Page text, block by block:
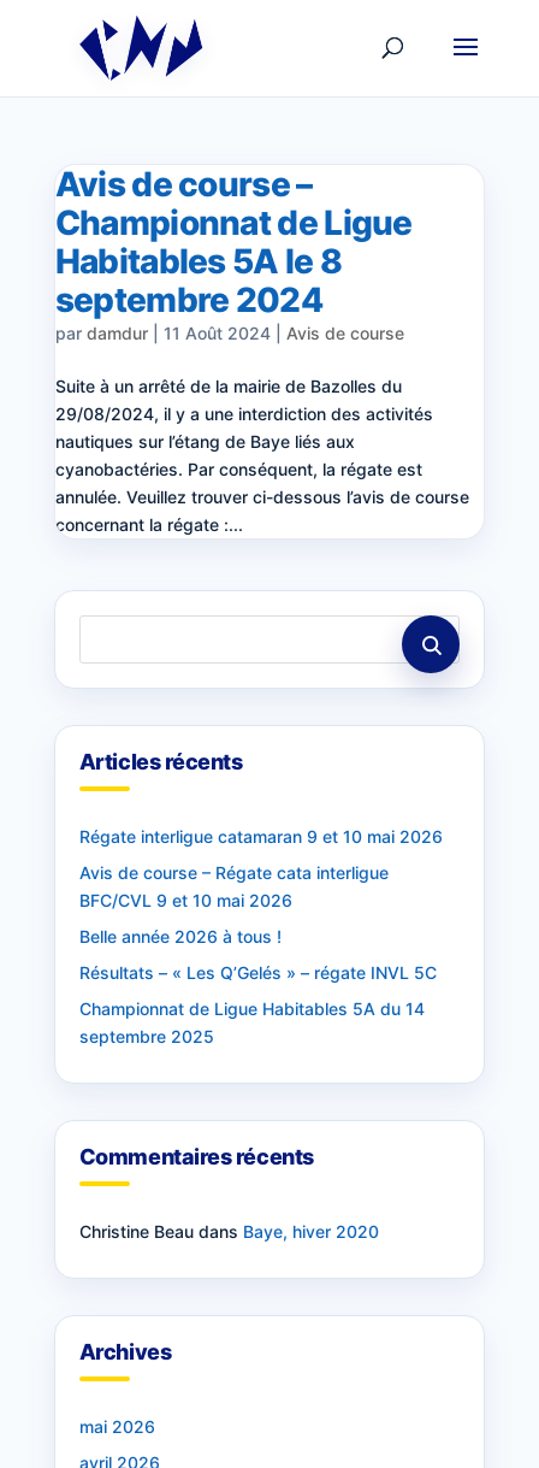
Avis de course –
Championnat de Ligue
Habitables 5A le 8
septembre 2024
par damdur| 11 Août 2024| Avis de course
Suite à un arrêté de la mairie de Bazolles du
29/08/2024, il y a une interdiction des activités
nautiques sur l’étang de Baye liés aux
cyanobactéries. Par conséquent, la régate est
annulée. Veuillez trouver ci-dessous l’avis de course
concernant la régate :...
Articles récents
Régate interligue catamaran 9 et 10 mai 2026
Avis de course – Régate cata interligue
BFC/CVL 9 et 10 mai 2026
Belle année 2026 à tous !
Résultats – « Les Q’Gelés » – régate INVL 5C
Championnat de Ligue Habitables 5A du 14
septembre 2025
Commentaires récents
Christine Beaudans Baye, hiver 2020
Archives
mai 2026
avril 2026